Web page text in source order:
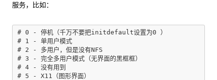
服务，比如：
# 0 - 停机（千万不要把initdefault设置为0 ）
# 1 - 单用户模式
# 2 - 多用户，但是没有NFS
# 3 - 完全多用户模式（无界面的黑框框）
# 4 - 没有用到
# 5 - X11（图形界面）